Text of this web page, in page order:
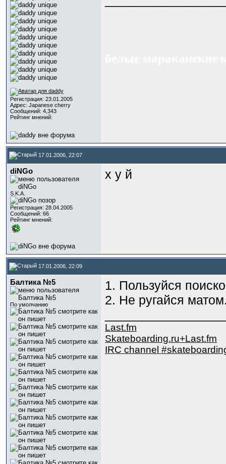
Регистрация: 23.01.2005
Адрес: Japanese cherry
Сообщений: 4,343
Рейтинг мнений:
17.01.2006, 22:07
diNGo
S.K.A.
Регистрация: 28.04.2005
Сообщений: 66
Рейтинг мнений:
х у й
17.01.2006, 22:09
Балтика №5
По умолчанию
1. Пользуйся
2. Не ругайся
Last.fm
Skateboarding.ru+Last.fm
IRC channel